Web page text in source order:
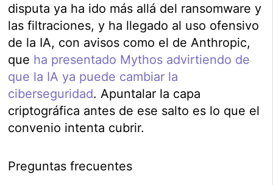
disputa ya ha ido más allá del ransomware y
las filtraciones, y ha llegado al uso ofensivo
de la IA, con avisos como el de Anthropic,
que ha presentado Mythos advirtiendo de
que la IA ya puede cambiar la
ciberseguridad. Apuntalar la capa
criptográfica antes de ese salto es lo que el
convenio intenta cubrir.
Preguntas frecuentes